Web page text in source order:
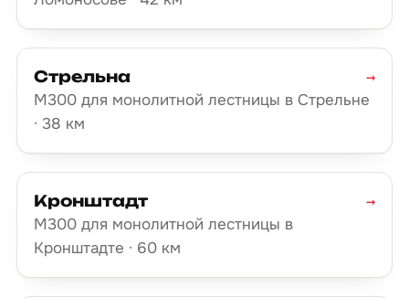
Стрельна
М300 для монолитной лестницы в Стрельне
· 38 км
→
Кронштадт
М300 для монолитной лестницы в
Кронштадте · 60 км
→